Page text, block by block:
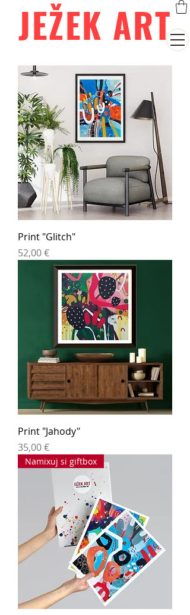
JEŽEK ART
Print "Glitch"
Cena
52,00 €
Print "Jahody"
Cena
35,00 €
Namixuj si giftbox